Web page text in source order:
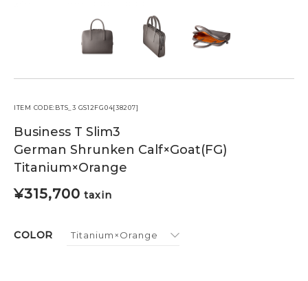
レザー
カラー
FEATURE
MAINTENANCE
STORE
ITEM CODE:BTS_3 GS12FG04[38207]
Business T Slim3
German Shrunken Calf×Goat(FG)
Titanium×Orange
¥315,700 taxin
COLOR